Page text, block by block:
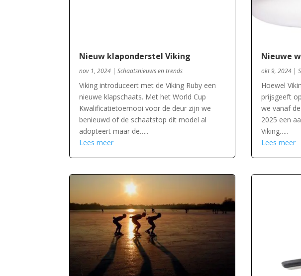
Nieuw klaponderstel Viking
nov 1, 2024 |Schaatsnieuws en trends
Viking introduceert met de Viking Ruby een
nieuwe klapschaats. Met het World Cup
Kwalificatietoernooi voor de deur zijn we
benieuwd of de schaatstop dit model al
adopteert maar de…..
Lees meer
Nieuwe
okt 9, 2024 |
Hoewel
prijsgeeft
we vanaf
2025 een
Viking…..
Lees meer